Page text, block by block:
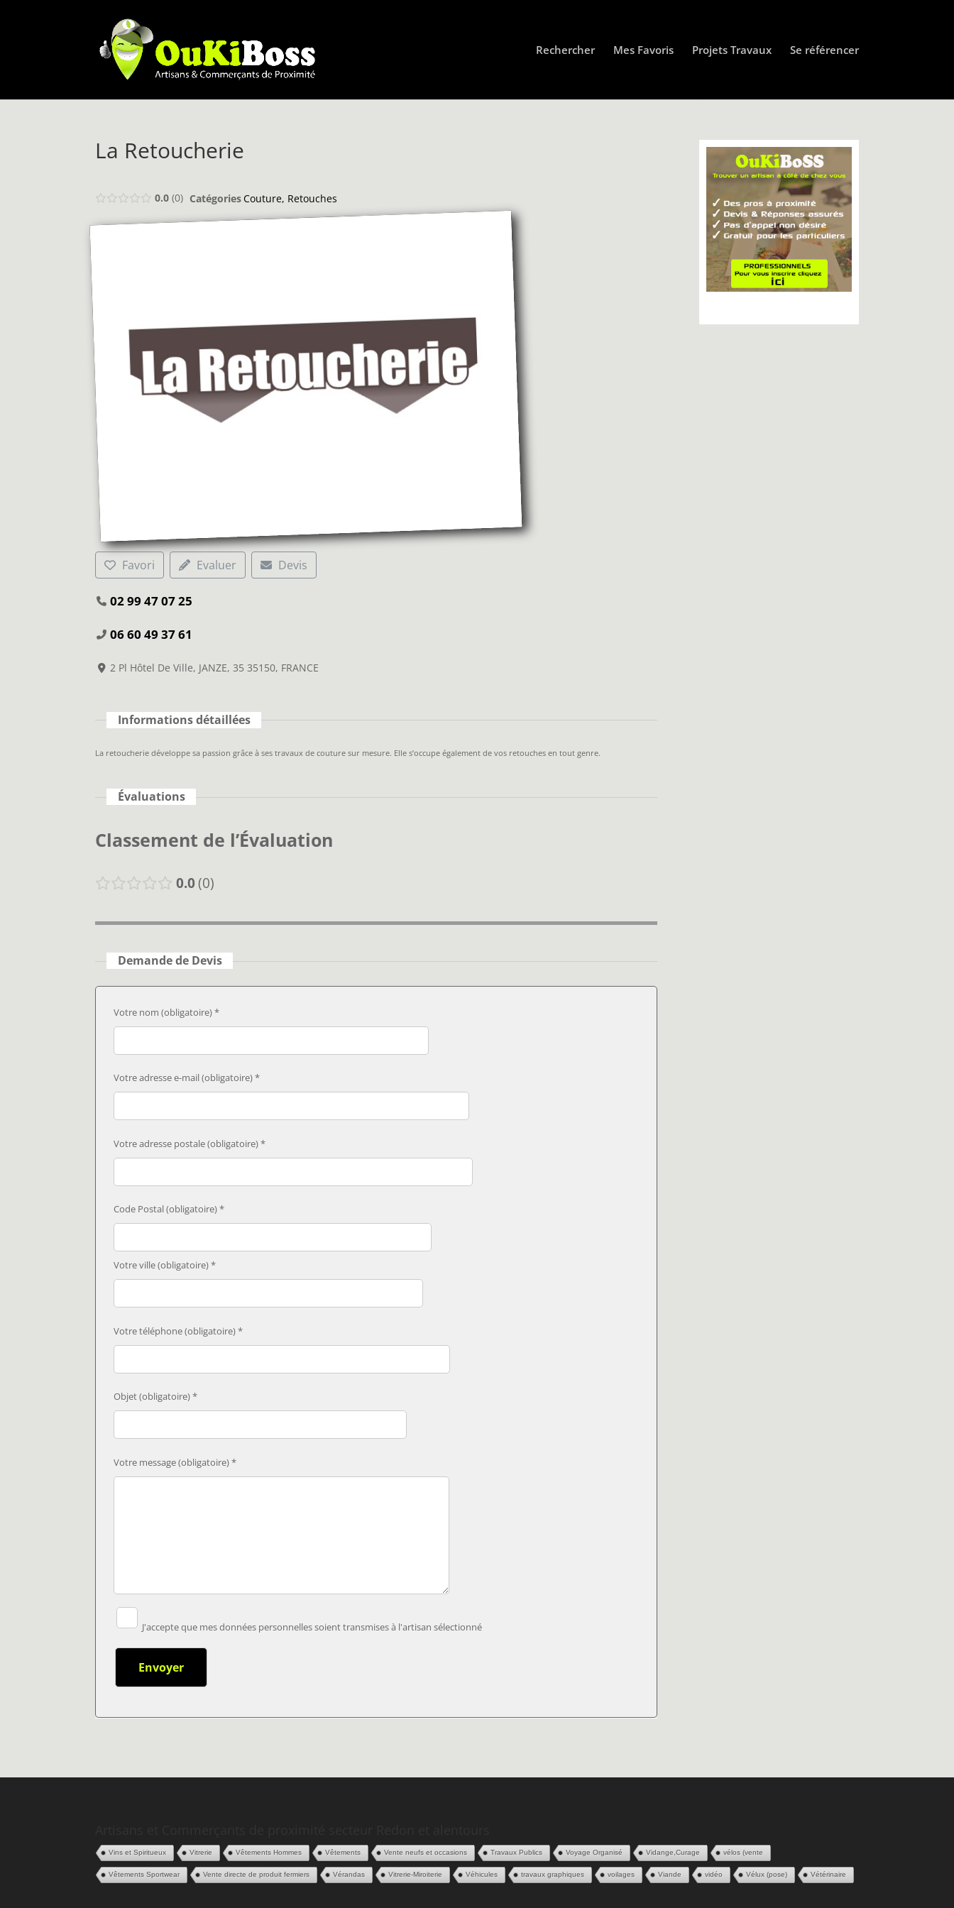
Rechercher Mes Favoris Projets Travaux Se référencer
La Retoucherie
0.0 0 CatégoriesCouture, Retouches
Favori Evaluer Devis
02 99 47 07 25
06 60 49 37 61
2 Pl Hôtel De Ville, JANZE, 35 35150, FRANCE
Informations détaillées
La retoucherie développe sa passion grâce à ses travaux de couture sur mesure. Elle s’occupe également de vos retouches en tout genre.
Évaluations
Classement de l’Évaluation
0.0 0
Demande de Devis
Votre nom (obligatoire) *
Votre adresse e-mail (obligatoire) *
Votre adresse postale (obligatoire) *
Code Postal (obligatoire) *
Votre ville (obligatoire) *
Votre téléphone (obligatoire) *
Objet (obligatoire) *
Votre message (obligatoire) *
J'accepte que mes données personnelles soient transmises à l'artisan sélectionné
Vins et Spiritueux Vitrerie Vêtements Hommes Vêtements Vente neufs et occasions Travaux Publics Voyage Organisé Vidange,Curage vélos (vente
Vêtements Sportwear Vente directe de produit fermiers Vérandas Vitrerie-Miroiterie Véhicules travaux graphiques voilages Viande vidéo Vélux (pose) Vétérinaire